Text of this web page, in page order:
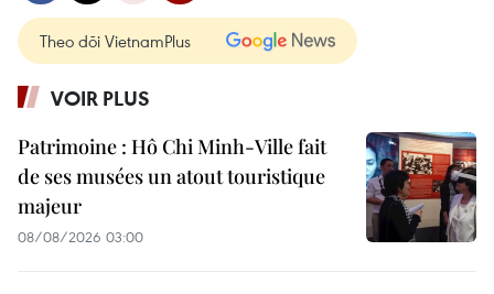
Theo dõi VietnamPlus
VOIR PLUS
Patrimoine : Hô Chi Minh-Ville fait
de ses musées un atout touristique
majeur
08/08/2026 03:00